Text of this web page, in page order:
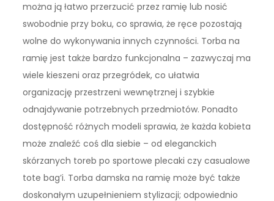
można ją łatwo przerzucić przez ramię lub nosić
swobodnie przy boku, co sprawia, że ręce pozostają
wolne do wykonywania innych czynności. Torba na
ramię jest także bardzo funkcjonalna – zazwyczaj ma
wiele kieszeni oraz przegródek, co ułatwia
organizację przestrzeni wewnętrznej i szybkie
odnajdywanie potrzebnych przedmiotów. Ponadto
dostępność różnych modeli sprawia, że każda kobieta
może znaleźć coś dla siebie – od eleganckich
skórzanych toreb po sportowe plecaki czy casualowe
tote bag’i. Torba damska na ramię może być także
doskonałym uzupełnieniem stylizacji; odpowiednio